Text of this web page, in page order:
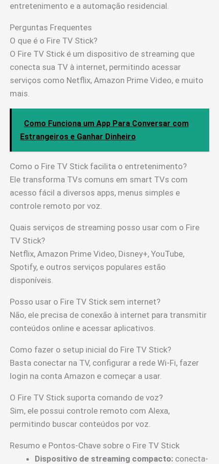
entretenimento e a automação residencial.
Perguntas Frequentes
O que é o Fire TV Stick?
O Fire TV Stick é um dispositivo de streaming que
conecta sua TV à internet, permitindo acessar
serviços como Netflix, Amazon Prime Video, e muito
mais.
Como Funciona um App Para Conversar com
Estrangeiros e Ganhar Dinheiro
Como o Fire TV Stick facilita o entretenimento?
Ele transforma TVs comuns em smart TVs com
acesso fácil a diversos apps, menus simples e
controle remoto por voz.
Quais serviços de streaming posso usar com o Fire
TV Stick?
Netflix, Amazon Prime Video, Disney+, YouTube,
Spotify, e outros serviços populares estão
disponíveis.
Posso usar o Fire TV Stick sem internet?
Não, ele precisa de conexão à internet para transmitir
conteúdos online e acessar aplicativos.
Como fazer o setup inicial do Fire TV Stick?
Basta conectar na TV, configurar a rede Wi-Fi, fazer
login na conta Amazon e começar a usar.
O Fire TV Stick suporta comando de voz?
Sim, ele possui controle remoto com Alexa,
permitindo buscar conteúdos por voz.
Resumo e Pontos-Chave sobre o Fire TV Stick
Dispositivo de streaming compacto: conecta-